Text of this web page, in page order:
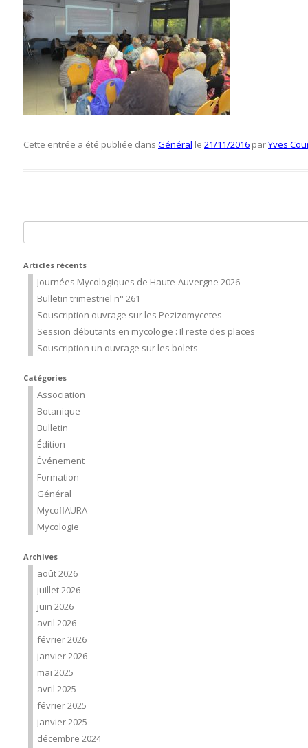
Cette entrée a été publiée dans Général le 21/11/2016 parYves
Articles récents
Journées Mycologiques de Haute-Auvergne 2026
Bulletin trimestriel n° 261
Souscription ouvrage sur les Pezizomycetes
Session débutants en mycologie : Il reste des places
Souscription un ouvrage sur les bolets
Catégories
Association
Botanique
Bulletin
Édition
Événement
Formation
Général
MycoflAURA
Mycologie
Archives
août 2026
juillet 2026
juin 2026
avril 2026
février 2026
janvier 2026
mai 2025
avril 2025
février 2025
janvier 2025
décembre 2024